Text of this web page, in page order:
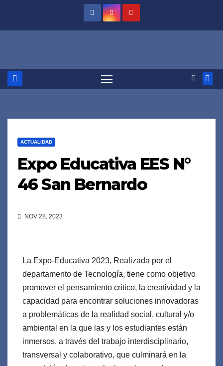
ACTUALIDAD
Expo Educativa EES N°
46 San Bernardo
NOV 28, 2023
La Expo-Educativa 2023, Realizada por el
departamento de Tecnología, tiene como objetivo
promover el pensamiento crítico, la creatividad y la
capacidad para encontrar soluciones innovadoras
a problemáticas de la realidad social, cultural y/o
ambiental en la que las y los estudiantes están
inmersos, a través del trabajo interdisciplinario,
transversal y colaborativo, que culminará en la